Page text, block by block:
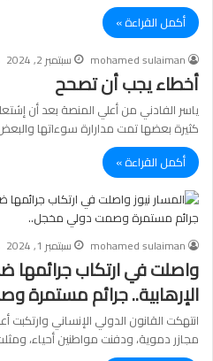
أكمل القراءة »
mohamed sulaiman سبتمبر 2, 2024
أخطاء يجب أن تصحح
ياسر الفادني من أعلي المنصة بعد أن
كثيرة بعضها تمت مدارارة سوءاتها
أكمل القراءة »
mohamed sulaiman سبتمبر 1, 2024
واصلت في ارتكاب جرائمها ضد
الإرهابية.. جرائم
انتهكت القانون الدولي الإنساني وارتكبت
مجازر دموية، ودفنت مواطنين أحياء،